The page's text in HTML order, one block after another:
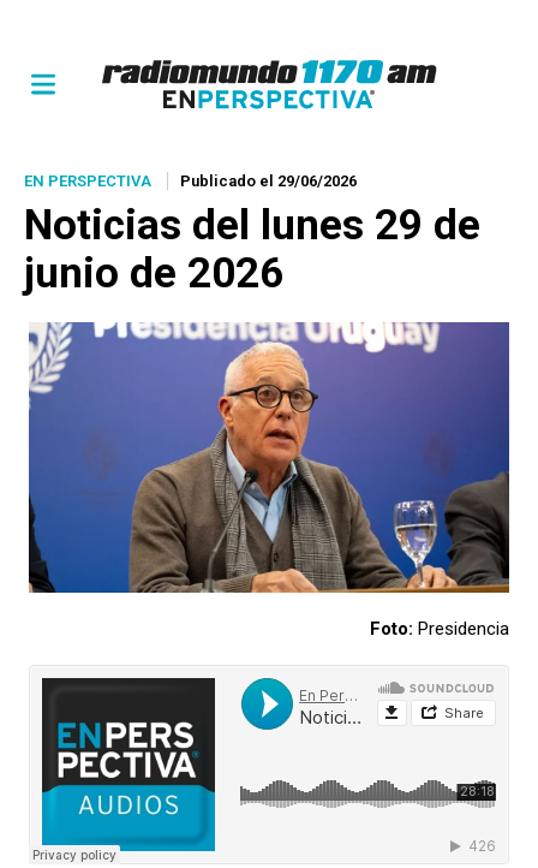
EN PERSPECTIVA Publicado el 29/06/2026
Noticias del lunes 29 de
junio de 2026
Foto: Presidencia